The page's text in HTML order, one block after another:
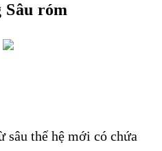
Sâu róm
sâu thế hệ mới có chứa